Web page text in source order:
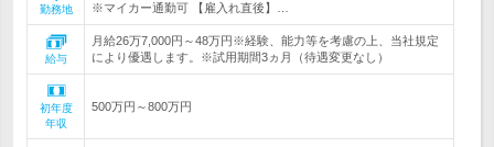
勤務地
※マイカー通勤可 【雇入れ直後】…
給与
月給26万7,000円～48万円※経験、能力等を考慮の上、当社規定
により優遇します。※試用期間3ヵ月（待遇変更なし）
初年度
年収
500万円～800万円